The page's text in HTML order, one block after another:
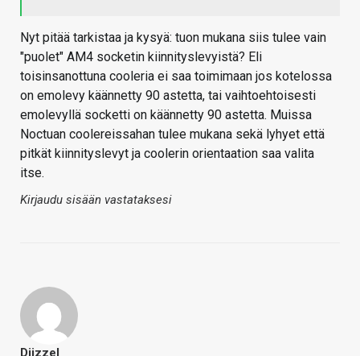
Nyt pitää tarkistaa ja kysyä: tuon mukana siis tulee vain
"puolet" AM4 socketin kiinnityslevyistä? Eli
toisinsanottuna cooleria ei saa toimimaan jos kotelossa
on emolevy käännetty 90 astetta, tai vaihtoehtoisesti
emolevyllä socketti on käännetty 90 astetta. Muissa
Noctuan coolereissahan tulee mukana sekä lyhyet että
pitkät kiinnityslevyt ja coolerin orientaation saa valita
itse.
Kirjaudu sisään vastataksesi